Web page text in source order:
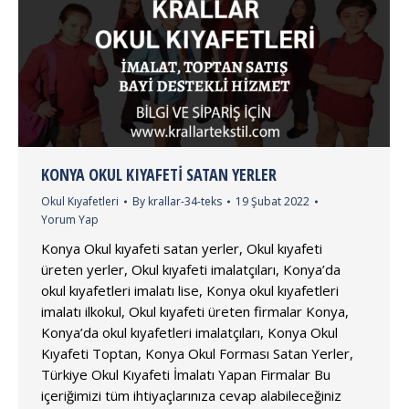
KONYA OKUL KIYAFETI SATAN YERLER
Okul Kıyafetleri By krallar-34-teks
19 Şubat 2022
Yorum Yap
Konya Okul kıyafeti satan yerler, Okul kıyafeti
üreten yerler, Okul kıyafeti imalatçıları, Konya’da
okul kıyafetleri imalatı lise, Konya okul kıyafetleri
imalatı ilkokul, Okul kıyafeti üreten firmalar Konya,
Konya’da okul kıyafetleri imalatçıları, Konya Okul
Kıyafeti Toptan, Konya Okul Forması Satan Yerler,
Türkiye Okul Kıyafeti İmalatı Yapan Firmalar Bu
içeriğimizi tüm ihtiyaçlarınıza cevap alabileceğiniz